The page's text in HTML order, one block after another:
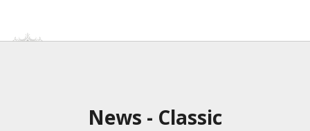
News - Classic